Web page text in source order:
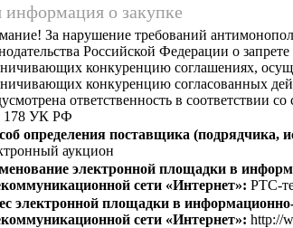
о закупке
За нарушение требований
Российской Федерации о запрете
конкуренцию соглашениях,
конкуренцию согласованных
ответственность в соответствии
178 УК РФ
определения поставщика (подрядчика,
аукцион
электронной площадки в
сети «Интернет»: РТС-
электронной площадки в
сети «Интернет»: http://